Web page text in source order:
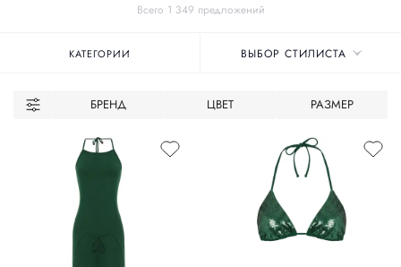
Всего 1 349 предложений
КАТЕГОРИИ ВЫБОР СТИЛИСТА
БРЕНД ЦВЕТ РАЗМЕР